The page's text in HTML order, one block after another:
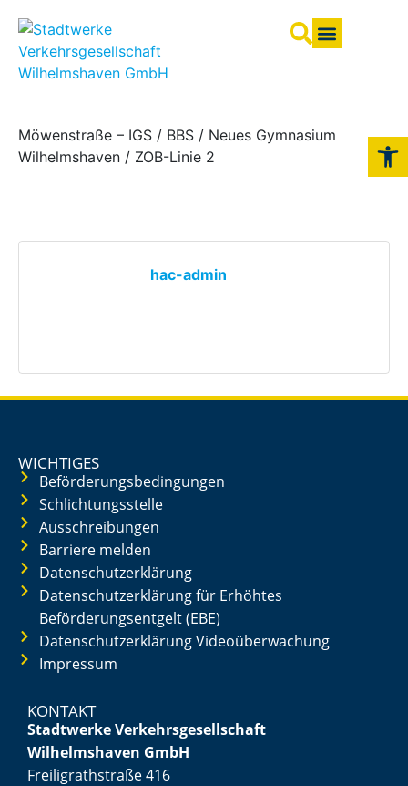
Möwenstraße – IGS / BBS / Neues Gymnasium
Wilhelmshaven / ZOB-Linie 2
hac-admin
WICHTIGES
Beförderungsbedingungen
Schlichtungsstelle
Ausschreibungen
Barriere melden
Datenschutzerklärung
Datenschutzerklärung für Erhöhtes
Beförderungsentgelt (EBE)
Datenschutzerklärung Videoüberwachung
Impressum
KONTAKT
Stadtwerke Verkehrsgesellschaft
Wilhelmshaven GmbH
Freiligrathstraße 416